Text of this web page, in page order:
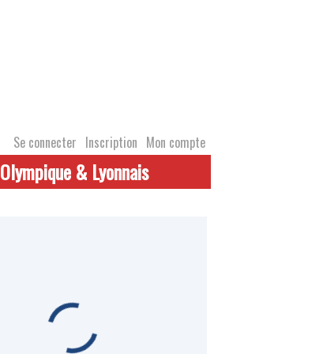
Se connecter Inscription Mon compte
Olympique & Lyonnais